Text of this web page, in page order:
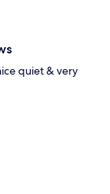
quiet & very